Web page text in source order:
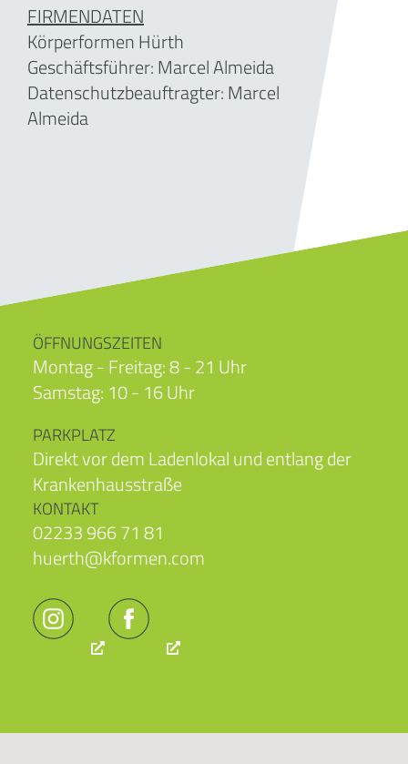
FIRMENDATEN
Körperformen Hürth
Geschäftsführer:Marcel Almeida
Datenschutzbeauftragter: Marcel
Almeida
ÖFFNUNGSZEITEN
Montag - Freitag: 8 - 21 Uhr
Samstag: 10 - 16 Uhr
PARKPLATZ
Direkt vor dem Ladenlokal und entlang der
Krankenhausstraße
KONTAKT
02233 966 71 81
huerth@kformen.com